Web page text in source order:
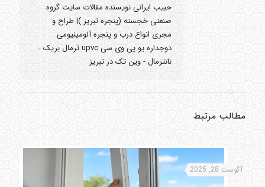
حبیب ایرانی نویسنده مقالات سایت گروه
صنعتی خجسته (پنجره تبریز )| طراح و
مجری انواع درب و پنجره آلومینیومی
دوجداره یو پی وی سی upvc ترمال بریک -
نانترمال - وین تک در تبریز
مطالب مرتبط
آگوست 28, 2025